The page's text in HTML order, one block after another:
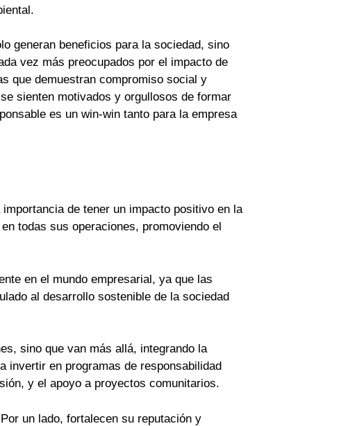
generan beneficios para la sociedad, sino
vez más preocupados por el impacto de
que demuestran compromiso social y
sienten motivados y orgullosos de formar
es un win-win tanto para la empresa
de tener un impacto positivo en la
todas sus operaciones, promoviendo el
en el mundo empresarial, ya que las
al desarrollo sostenible de la sociedad
sino que van más allá, integrando la
en programas de responsabilidad
y el apoyo a proyectos comunitarios.
un lado, fortalecen su reputación y